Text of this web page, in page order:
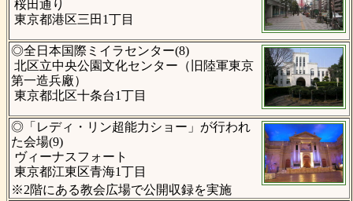
桜田通り
東京都港区三田1丁目
◎全日本国際ミイラセンター(8)
北区立中央公園文化センター（旧陸軍東京
第一造兵廠）
東京都北区十条台1丁目
◎「レディ・リン超能力ショー」が行われ
た会場(9)
ヴィーナスフォート
東京都江東区青海1丁目
※2階にある教会広場で公開収録を実施